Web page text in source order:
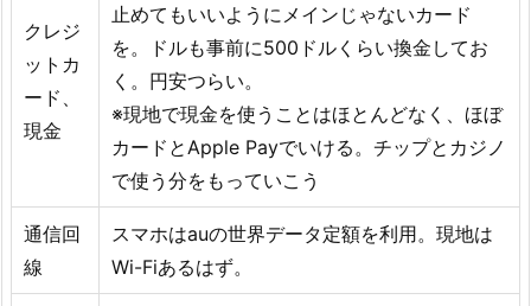
クレジ
ットカ
ード、
現金
止めてもいいようにメインじゃないカード
を。ドルも事前に500ドルくらい換金してお
く。円安つらい。
※現地で現金を使うことはほとんどなく、ほぼ
カードとApple Payでいける。チップとカジノ
で使う分をもっていこう
通信回
線
スマホはauの世界データ定額を利用。現地は
Wi-Fiあるはず。